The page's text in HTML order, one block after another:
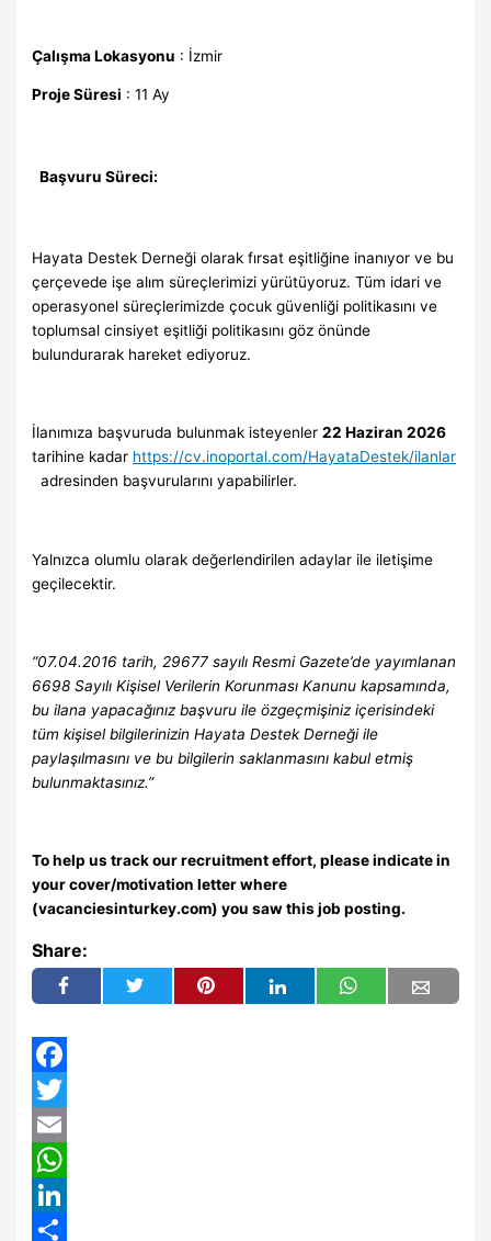
Çalışma Lokasyonu : İzmir
Proje Süresi : 11 Ay
Başvuru Süreci:
Hayata Destek Derneği olarak fırsat eşitliğine inanıyor ve bu
çerçevede işe alım süreçlerimizi yürütüyoruz. Tüm idari ve
operasyonel süreçlerimizde çocuk güvenliği politikasını ve
toplumsal cinsiyet eşitliği politikasını göz önünde
bulundurarak hareket ediyoruz.
İlanımıza başvuruda bulunmak isteyenler22 Haziran 2026
tarihine kadar https://cv.inoportal.com/HayataDestek/ilanlar
adresinden başvurularını yapabilirler.
Yalnızca olumlu olarak değerlendirilen adaylar ile iletişime
geçilecektir.
“07.04.2016 tarih, 29677 sayılı Resmi Gazete’de yayımlanan
6698 Sayılı Kişisel Verilerin Korunması Kanunu kapsamında,
bu ilana yapacağınız başvuru ile özgeçmişiniz içerisindeki
tüm kişisel bilgilerinizin Hayata Destek Derneği ile
paylaşılmasını ve bu bilgilerin saklanmasını kabul etmiş
bulunmaktasınız.”
To help us track our recruitment effort, please indicate in
your cover/motivation letter where
(vacanciesinturkey.com) you saw this job posting.
Share:
Facebook
Twitter
Email
WhatsApp
LinkedIn